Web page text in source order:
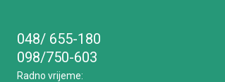
048/ 655-180
098/750-603
Radno vrijeme: